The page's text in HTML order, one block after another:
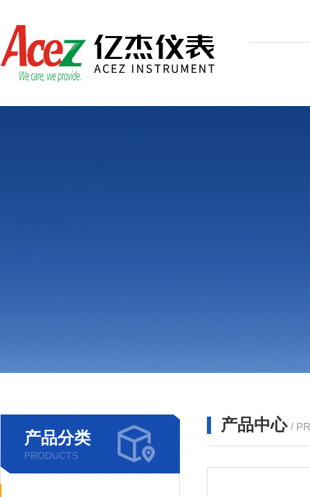
产品中心 /
产品分类
PRODUCTS